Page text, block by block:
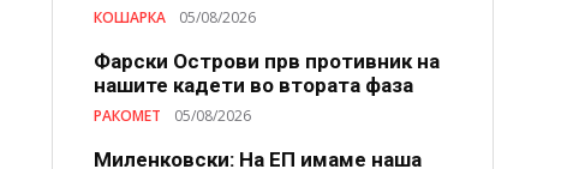
КОШАРКА 05/08/2026
Фарски Острови прв противник на
нашите кадети во втората фаза
РАКОМЕТ 05/08/2026
Миленковски: На ЕП имаме наша